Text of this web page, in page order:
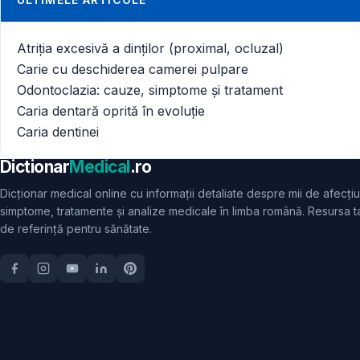
Atriția excesivă a dinților (proximal, ocluzal)
Carie cu deschiderea camerei pulpare
Odontoclazia: cauze, simptome și tratament
Caria dentară oprită în evoluție
Caria dentinei
DictionarMedical.ro
Dicționar medical online cu informații detaliate despre mii de
simptome, tratamente și analize medicale în limba română. Resursa
de referință pentru sănătate.